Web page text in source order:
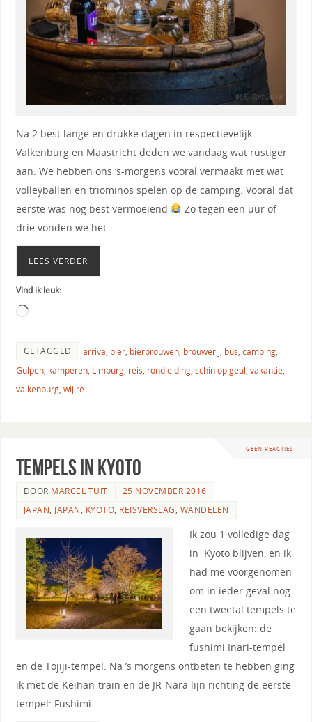
Na 2 best lange en drukke dagen in respectievelijk
Valkenburg en Maastricht deden we vandaag wat rustiger
aan. We hebben ons ‘s-morgens vooral vermaakt met wat
volleyballen en triominos spelen op de camping. Vooral dat
eerste was nog best vermoeiend
Zo tegen een uur of
drie vonden we het…
LEES VERDER
Vind ik leuk:
GETAGGED arriva, bier, bierbrouwen, brouwerij, bus, camping,
Gulpen, kamperen, Limburg, reis, rondleiding, schin op geul, vakantie,
valkenburg, wijlre
GEEN REACTIES
Tempels in Kyoto
DOOR MARCEL TUIT
25 NOVEMBER 2016
JAPAN,JAPAN, KYOTO, REISVERSLAG, WANDELEN
Ik zou 1 volledige dag
in Kyoto blijven, en ik
had me voorgenomen
om in ieder geval nog
een tweetal tempels te
gaan bekijken: de
fushimi Inari-tempel
en de Tojiji-tempel. Na ’s morgens ontbeten te hebben ging
ik met de Keihan-train en de JR-Nara lijn richting de eerste
tempel: Fushimi…